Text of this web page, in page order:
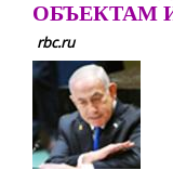
ОБЪЕКТАМ
rbc.ru